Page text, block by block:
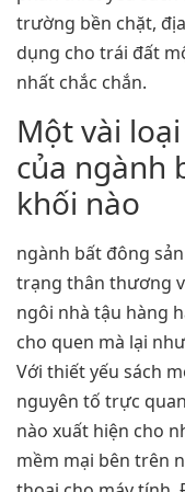
trường bền chặt,
dụng cho trái đất
nhất chắc chắn.
Một vài
của ngành
khối nào
ngành bất đông
trạng thân thương
ngôi nhà tậu hàng
cho quen mà lại
Với thiết yếu sách
nguyên tố trực
nào xuất hiện cho
mềm mại bên trên